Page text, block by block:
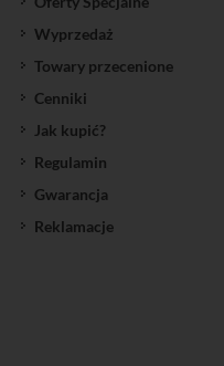
Wyprzedaż
Towary przecenione
Cenniki
Jak kupić?
Regulamin
Gwarancja
Reklamacje